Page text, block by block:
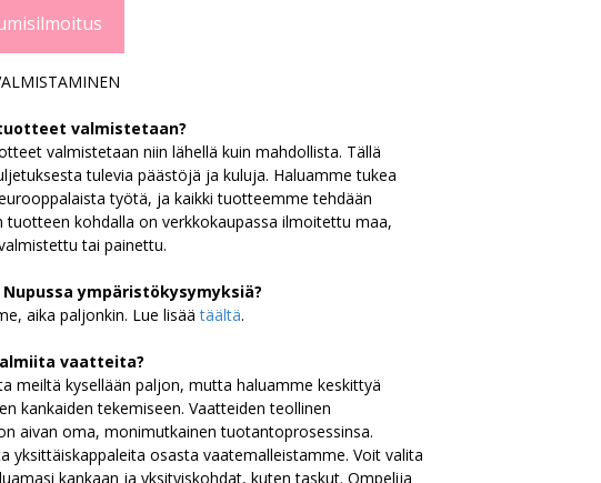
valmistetaan?
valmistetaan niin lähellä kuin mahdollista. Tällä
tulevia päästöjä ja kuluja. Haluamme tukea
työtä, ja kaikki tuotteemme tehdään
tuotteen kohdalla on verkkokaupassa ilmoitettu maa,
tai painettu.
ympäristökysymyksiä?
aika paljonkin. Lue lisäätäältä.
vaatteita?
meiltä kysellään paljon, mutta haluamme keskittyä
kankaiden tekemiseen. Vaatteiden teollinen
aivan oma, monimutkainen tuotantoprosessinsa.
yksittäiskappaleita osasta vaatemalleistamme. Voit valita
kankaan ja yksityiskohdat, kuten taskut. Ompelija